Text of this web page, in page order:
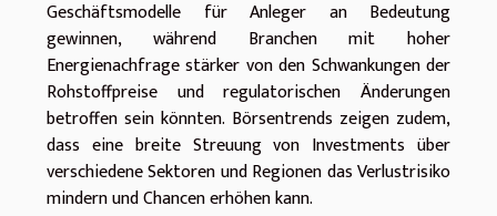
Geschäftsmodelle für Anleger an Bedeutung
gewinnen, während Branchen mit hoher
Energienachfrage stärker von den Schwankungen der
Rohstoffpreise und regulatorischen Änderungen
betroffen sein könnten. Börsentrends zeigen zudem,
dass eine breite Streuung von Investments über
verschiedene Sektoren und Regionen das Verlustrisiko
mindern und Chancen erhöhen kann.